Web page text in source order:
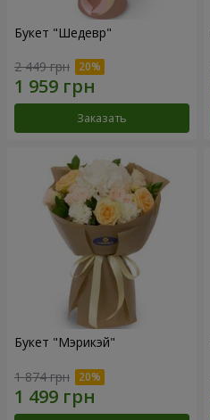
Букет "Шедевр"
2 449 грн
Заказать
Букет "Мэрикэй"
1 874 грн